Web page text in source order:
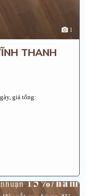
1
THANH
giá tổng: